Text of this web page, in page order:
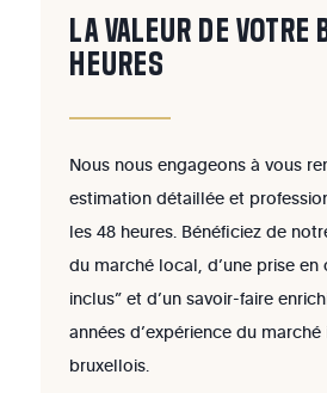
LA VALEUR DE
HEURES
Nous nous engageons à vous
estimation détaillée et
les 48 heures. Bénéficiez de
du marché local, d’une prise en
inclus” et d’un savoir-faire
années d’expérience du
bruxellois.